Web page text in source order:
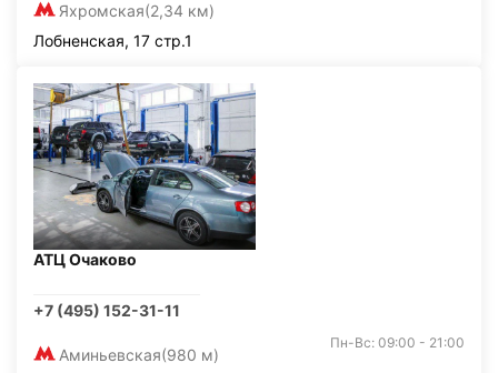
Яхромская(2,34 км)
Лобненская, 17 стр.1
АТЦ Очаково
+7 (495) 152-31-11
Аминьевская(980 м)
Пн-Вс: 09:00 - 21:00